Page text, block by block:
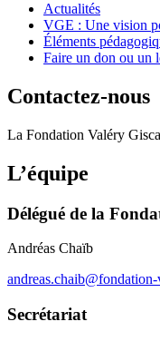
Actualités
VGE : Une vision
Éléments
Faire un don ou un
Contactez-nous
La Fondation Valéry
L’équipe
Délégué de la
Andréas Chaïb
Secrétariat